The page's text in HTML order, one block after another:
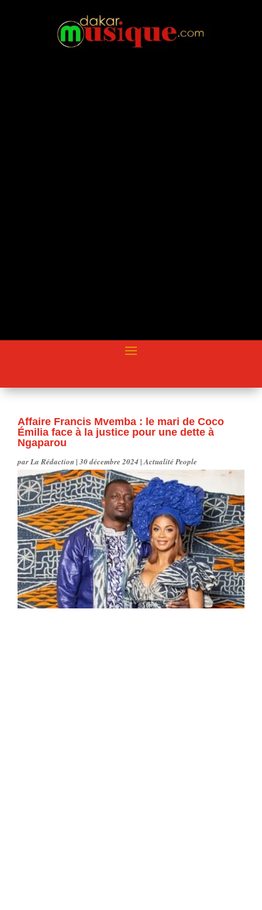
Affaire Francis Mvemba : le mari de Coco
Émilia face à la justice pour une dette à
Ngaparou
parLa Rédaction| 30 décembre 2024|Actualité People